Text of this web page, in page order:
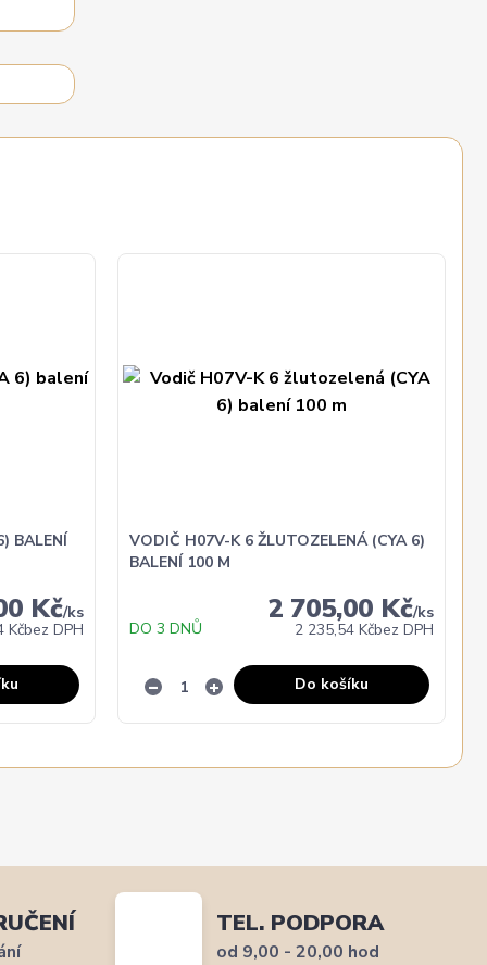
BALENÍ
Kč/ks
Kčbez DPH
VODIČ H07V-K 6 ŽLUTOZELENÁ (CYA 6)
BALENÍ 100 M
2 705,00 Kč/ks
2 235,54 Kčbez DPH
DO 3 DNŮ
Do košíku
TEL. PODPORA
od 9,00 - 20,00 hod